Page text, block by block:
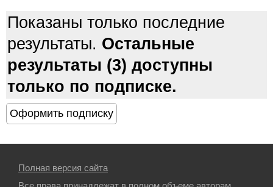
Показаны только последние
результаты. Остальные
результаты (3) доступны
только по подписке.
Полная версия сайта